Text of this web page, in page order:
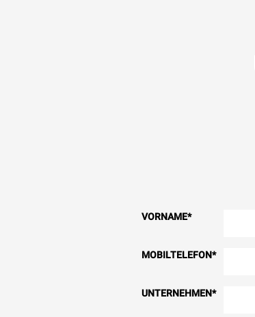
VORNAME*
MOBILTELEFON*
UNTERNEHMEN*